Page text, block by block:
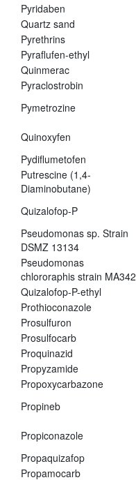
Pyridaben
Quartz sand
Pyrethrins
Pyraflufen-ethyl
Quinmerac
Pyraclostrobin
Pymetrozine
Quinoxyfen
Pydiflumetofen
Putrescine (1,4-
Diaminobutane)
Quizalofop-P
Pseudomonas sp. Strain
DSMZ 13134
Pseudomonas
chlororaphis strain MA342
Quizalofop-P-ethyl
Prothioconazole
Prosulfuron
Prosulfocarb
Proquinazid
Propyzamide
Propoxycarbazone
Propineb
Propiconazole
Propaquizafop
Propamocarb